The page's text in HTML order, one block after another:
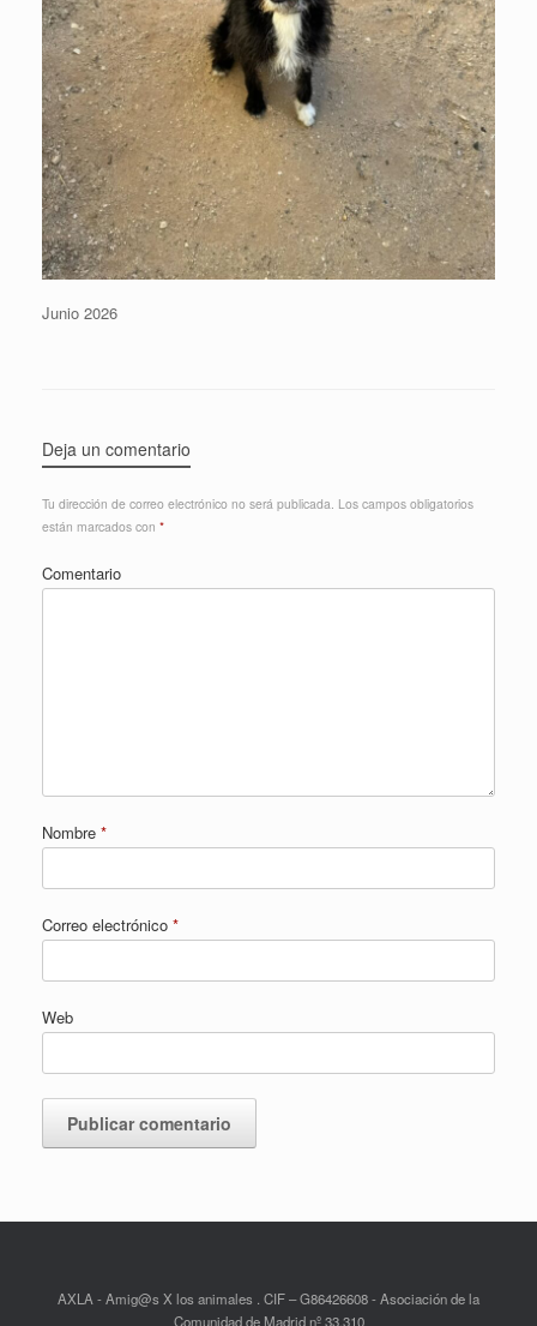
Junio 2026
Deja un comentario
Tu dirección de correo electrónico no será publicada. Los campos obligatorios
están marcados con *
Comentario
Nombre *
Correo electrónico *
Web
AXLA - Amig@s X los animales . CIF – G86426608 - Asociación de la
Comunidad de Madrid nº 33.310